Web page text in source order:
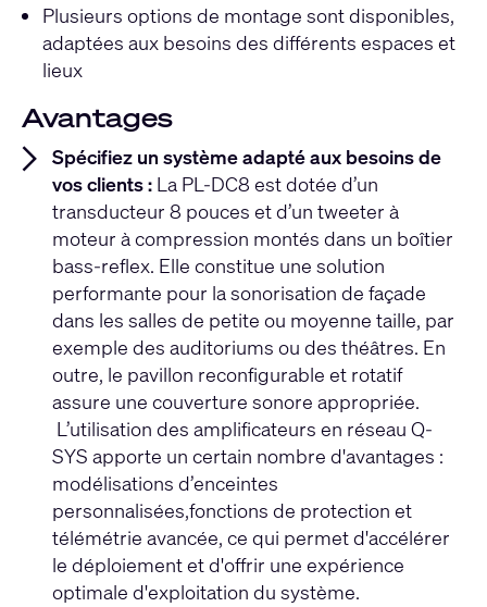
Plusieurs options de montage sont disponibles,
adaptées aux besoins des différents espaces et
lieux
Avantages
Spécifiez un système adapté aux besoins de
vos clients : La PL-DC8 est dotée d’un
transducteur 8 pouces et d’un tweeter à
moteur à compression montés dans un boîtier
bass-reflex. Elle constitue une solution
performante pour la sonorisation de façade
dans les salles de petite ou moyenne taille, par
exemple des auditoriums ou des théâtres. En
outre, le pavillon reconfigurable et rotatif
assure une couverture sonore appropriée.
L’utilisation des amplificateurs en réseau Q-
SYS apporte un certain nombre d'avantages :
modélisations d’enceintes
personnalisées,fonctions de protection et
télémétrie avancée, ce qui permet d'accélérer
le déploiement et d'offrir une expérience
optimale d'exploitation du système.